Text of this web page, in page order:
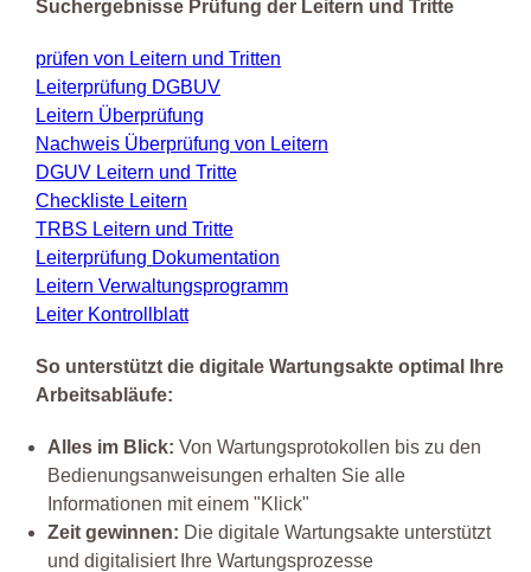
Suchergebnisse Prüfung der Leitern und Tritte
prüfen von Leitern und Tritten
Leiterprüfung DGBUV
Leitern Überprüfung
Nachweis Überprüfung von Leitern
DGUV Leitern und Tritte
Checkliste Leitern
TRBS Leitern und Tritte
Leiterprüfung Dokumentation
Leitern Verwaltungsprogramm
Leiter Kontrollblatt
So unterstützt die digitale Wartungsakte optimal Ihre
Arbeitsabläufe:
Alles im Blick: Von Wartungsprotokollen bis zu den
Bedienungsanweisungen erhalten Sie alle
Informationen mit einem "Klick"
Zeit gewinnen: Die digitale Wartungsakte unterstützt
und digitalisiert Ihre Wartungsprozesse